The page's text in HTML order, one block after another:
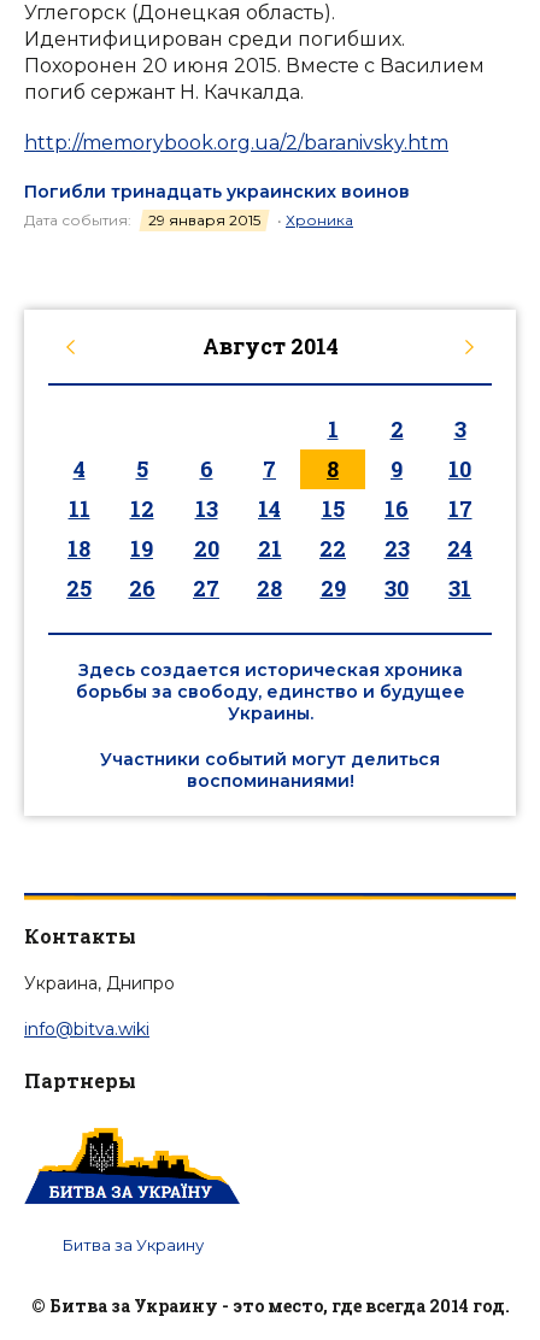
Углегорск (Донецкая область).
Идентифицирован среди погибших.
Похоронен 20 июня 2015. Вместе с Василием
погиб сержант Н. Качкалда.
http://memorybook.org.ua/2/baranivsky.htm
Погибли тринадцать украинских воинов
Дата события: 29 января 2015 • Хроника
Август 2014
1 2
3
4
5 6 7 8 9
10
11
12 13 14 15 16
17
18
19 20 21 22 23
24
25
26 27 28 29 30 31
Здесь создается историческая хроника
борьбы за свободу, единство и будущее
Украины.
Участники событий могут делиться
воспоминаниями!
Контакты
Украина, Днипро
info@bitva.wiki
Партнеры
Битва за Украину
© Битва за Украину - это место, где всегда 2014 год.